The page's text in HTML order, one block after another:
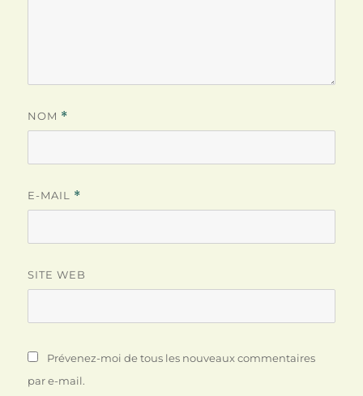
NOM *
E-MAIL *
SITE WEB
Prévenez-moi de tous les nouveaux commentaires
par e-mail.